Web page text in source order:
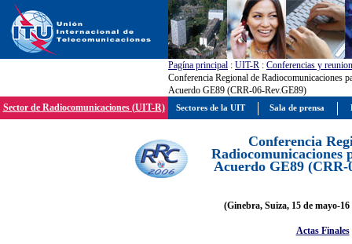
Pagína principal : UIT-R : Conferencias y
Conferencia Regional de Radiocomunicaciones
Acuerdo GE89 (CRR-06-Rev.GE89)
Sector de Radiocomunicaciones (UIT-R)
Conferencia
Radiocomunicaciones
Acuerdo GE89 (CRR-
(Ginebra, Suiza, 15 de mayo-
Actas Finales
Sectores de la UIT Sala de prensa